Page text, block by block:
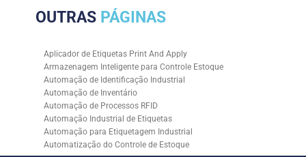
OUTRAS PÁGINAS
Aplicador de Etiquetas Print And Apply
Armazenagem Inteligente para Controle Estoque
Automação de Identificação Industrial
Automação de Inventário
Automação de Processos RFID
Automação Industrial de Etiquetas
Automação para Etiquetagem Industrial
Automatização do Controle de Estoque